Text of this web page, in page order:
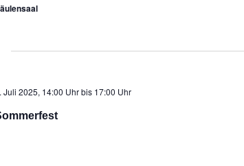
Juli 2025, 14:00 Uhrbis 17:00 Uhr